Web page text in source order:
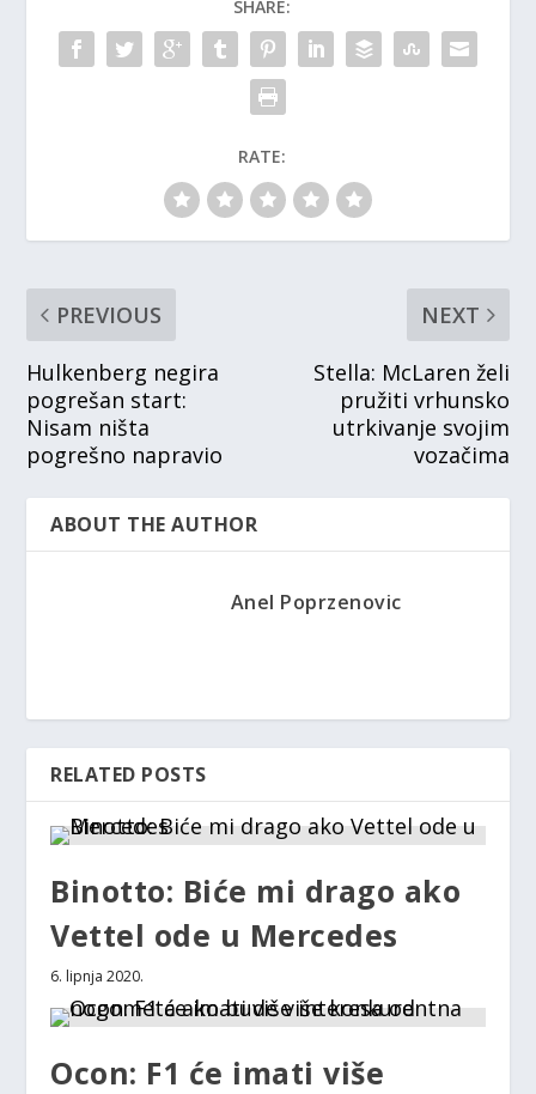
SHARE:
RATE:
PREVIOUS
Hulkenberg negira
pogrešan start:
Nisam ništa
pogrešno napravio
NEXT
Stella: McLaren želi
pružiti vrhunsko
utrkivanje svojim
vozačima
ABOUT THE AUTHOR
Anel Poprzenovic
RELATED POSTS
Binotto: Biće mi drago ako
Vettel ode u Mercedes
6. lipnja 2020.
Ocon: F1 će imati više